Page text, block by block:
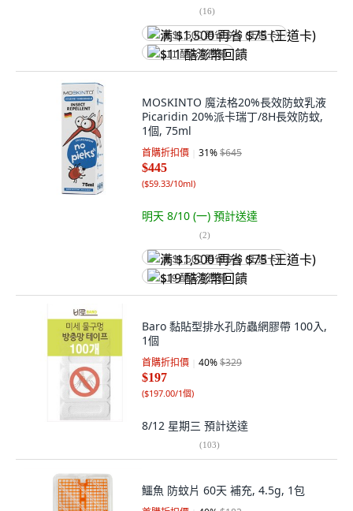
(16)
满 $1,500 再省 $75 (王道卡)
$11 酷澎幣回饋
MOSKINTO 魔法格20%長效防蚊乳液
Picaridin 20%派卡瑞丁/8H長效防蚊,
1個, 75ml
首購折扣價 31%$645
$445
($59.33/10ml)
明天 8/10 (一) 預計送達
(2)
满 $1,500 再省 $75 (王道卡)
$19 酷澎幣回饋
Baro 黏貼型排水孔防蟲網膠帶 100入,
1個
首購折扣價 40%$329
$197
($197.00/1個)
8/12 星期三 預計送達
(103)
鱷魚 防蚊片 60天 補充, 4.5g, 1包